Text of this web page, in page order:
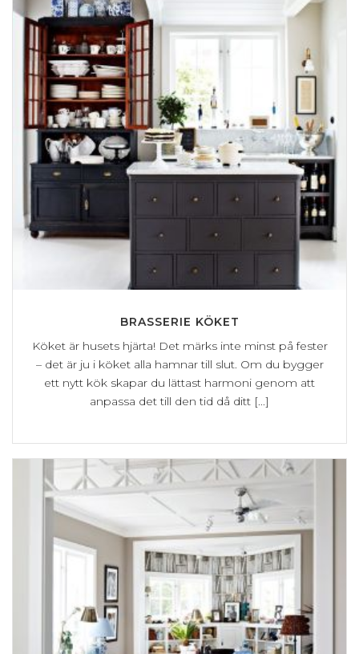
BRASSERIE KÖKET
Köket är husets hjärta! Det märks inte minst på fester
– det är ju i köket alla hamnar till slut. Om du bygger
ett nytt kök skapar du lättast harmoni genom att
anpassa det till den tid då ditt [...]